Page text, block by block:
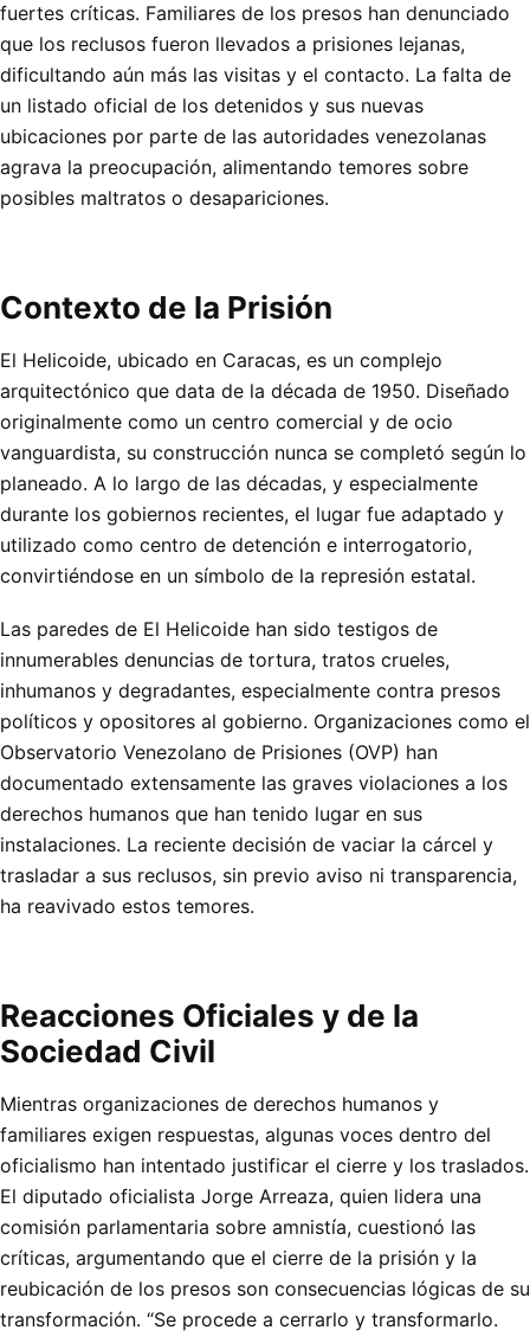
fuertes críticas. Familiares de los presos han denunciado
que los reclusos fueron llevados a prisiones lejanas,
dificultando aún más las visitas y el contacto. La falta de
un listado oficial de los detenidos y sus nuevas
ubicaciones por parte de las autoridades venezolanas
agrava la preocupación, alimentando temores sobre
posibles maltratos o desapariciones.
Contexto de la Prisión
El Helicoide, ubicado en Caracas, es un complejo
arquitectónico que data de la década de 1950. Diseñado
originalmente como un centro comercial y de ocio
vanguardista, su construcción nunca se completó según lo
planeado. A lo largo de las décadas, y especialmente
durante los gobiernos recientes, el lugar fue adaptado y
utilizado como centro de detención e interrogatorio,
convirtiéndose en un símbolo de la represión estatal.
Las paredes de El Helicoide han sido testigos de
innumerables denuncias de tortura, tratos crueles,
inhumanos y degradantes, especialmente contra presos
políticos y opositores al gobierno. Organizaciones como el
Observatorio Venezolano de Prisiones (OVP) han
documentado extensamente las graves violaciones a los
derechos humanos que han tenido lugar en sus
instalaciones. La reciente decisión de vaciar la cárcel y
trasladar a sus reclusos, sin previo aviso ni transparencia,
ha reavivado estos temores.
Reacciones Oficiales y de la
Sociedad Civil
Mientras organizaciones de derechos humanos y
familiares exigen respuestas, algunas voces dentro del
oficialismo han intentado justificar el cierre y los traslados.
El diputado oficialista Jorge Arreaza, quien lidera una
comisión parlamentaria sobre amnistía, cuestionó las
críticas, argumentando que el cierre de la prisión y la
reubicación de los presos son consecuencias lógicas de su
transformación. “Se procede a cerrarlo y transformarlo.